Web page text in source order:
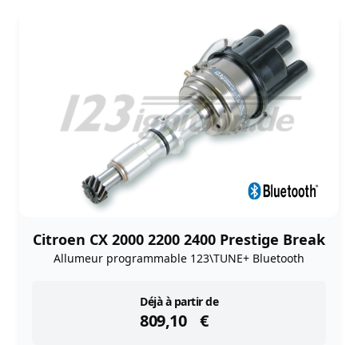
Citroen CX 2000 2200 2400 Prestige Break
Allumeur programmable 123\TUNE+ Bluetooth
Déjà à partir de
809,10 €
instock